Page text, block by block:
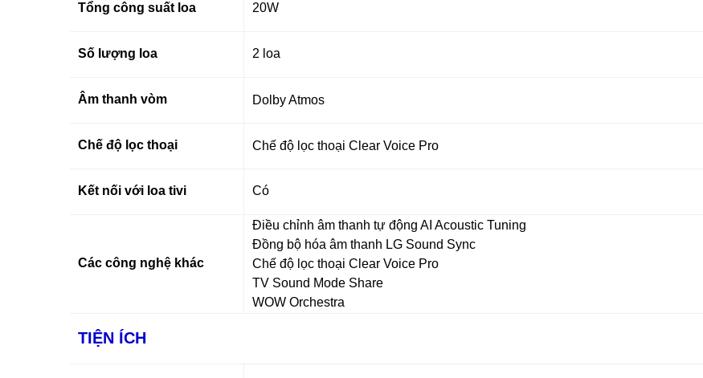
Tổng công suất loa 20W
Số lượng loa 2 loa
Âm thanh vòm Dolby Atmos
Chế độ lọc thoại Chế độ lọc thoại Clear Voice Pro
Kết nối với loa tivi Có
Các công nghệ khác
Điều chỉnh âm thanh tự động AI Acoustic Tuning
Đồng bộ hóa âm thanh LG Sound Sync
Chế độ lọc thoại Clear Voice Pro
TV Sound Mode Share
WOW Orchestra
TIỆN ÍCH